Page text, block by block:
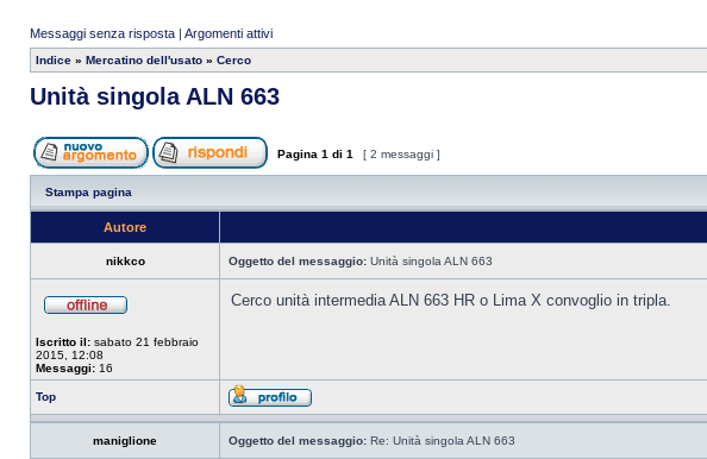
Messaggi senza risposta | Argomenti attivi
Indice » Mercatino dell'usato » Cerco
Unità singola ALN 663
Pagina 1 di 1 [ 2 messaggi ]
Stampa pagina
Autore
nikkco Oggetto del messaggio: Unità singola ALN 663
Iscritto il: sabato 21 febbraio
2015, 12:08
Messaggi: 16
Cerco unità intermedia ALN 663 HR o Lima X convoglio in tripla.
Top
maniglione Oggetto del messaggio: Re: Unità singola ALN 663